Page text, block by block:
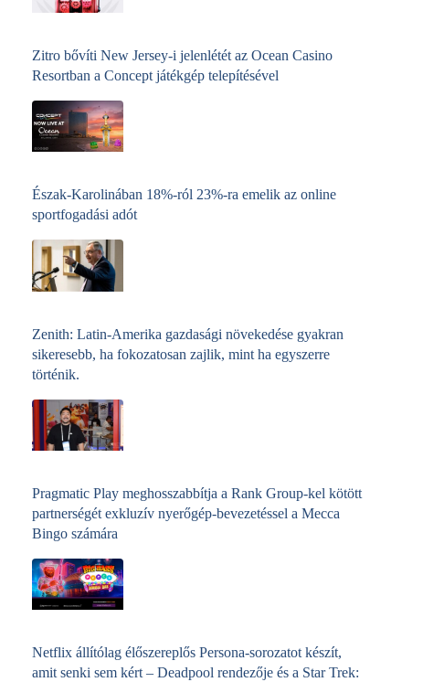
Zitro bővíti New Jersey-i jelenlétét az Ocean Casino
Resortban a Concept játékgép telepítésével
Észak-Karolinában 18%-ról 23%-ra emelik az online
sportfogadási adót
Zenith: Latin-Amerika gazdasági növekedése gyakran
sikeresebb, ha fokozatosan zajlik, mint ha egyszerre
történik.
Pragmatic Play meghosszabbítja a Rank Group-kel kötött
partnerségét exkluzív nyerőgép-bevezetéssel a Mecca
Bingo számára
Netflix állítólag élőszereplős Persona-sorozatot készít,
amit senki sem kért – Deadpool rendezője és a Star Trek: